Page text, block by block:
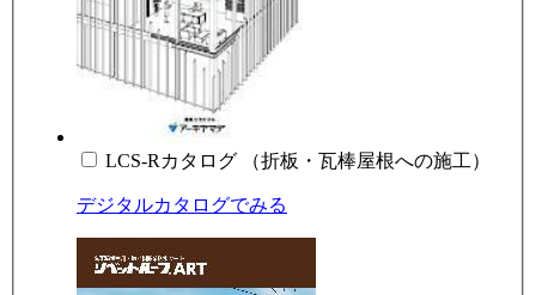
LCS-Rカタログ （折板・瓦棒屋根への施工）
デジタルカタログでみる